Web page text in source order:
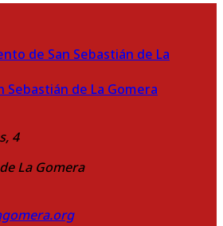
Sebastián de La Gomera
4
La Gomera